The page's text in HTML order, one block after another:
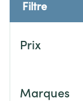
Filtre
Prix
Marques